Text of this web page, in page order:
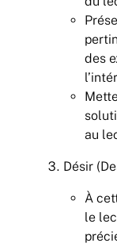
des
au
Désir
À
le